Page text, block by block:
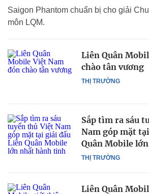
Saigon Phantom chuẩn bị cho giải
môn LQM.
THỊ TRƯỜNG
Liên Quân
chào tân vương
THỊ TRƯỜNG
Sắp tìm ra sáu
Nam góp mặt
Quân Mobile
Liên Quân